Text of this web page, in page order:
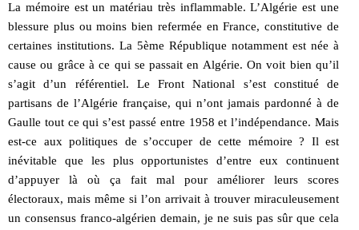
La mémoire est un matériau très inflammable. L’Algérie est une
blessure plus ou moins bien refermée en France, constitutive de
certaines institutions. La 5ème République notamment est née à
cause ou grâce à ce qui se passait en Algérie. On voit bien qu’il
s’agit d’un référentiel. Le Front National s’est constitué de
partisans de l’Algérie française, qui n’ont jamais pardonné à de
Gaulle tout ce qui s’est passé entre 1958 et l’indépendance. Mais
est-ce aux politiques de s’occuper de cette mémoire ? Il est
inévitable que les plus opportunistes d’entre eux continuent
d’appuyer là où ça fait mal pour améliorer leurs scores
électoraux, mais même si l’on arrivait à trouver miraculeusement
un consensus franco-algérien demain, je ne suis pas sûr que cela